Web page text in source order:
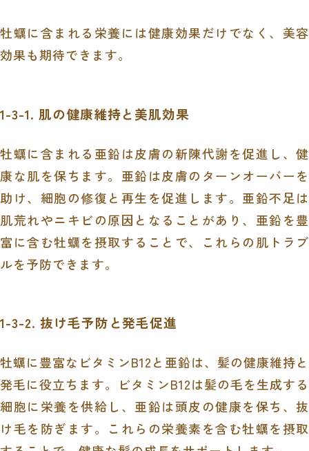
牡蠣に含まれる栄養には健康効果だけでなく、美容
効果も期待できます。
1-3-1. 肌の健康維持と美肌効果
牡蠣に含まれる亜鉛は皮膚の新陳代謝を促進し、健
康な肌を保ちます。亜鉛は皮膚のターンオーバーを
助け、細胞の修復と再生を促進します。亜鉛不足は
肌荒れやニキビの原因となることがあり、亜鉛を豊
富に含む牡蠣を摂取することで、これらの肌トラブ
ルを予防できます。
1-3-2. 抜け毛予防と発毛促進
牡蠣に豊富なビタミンB12と亜鉛は、髪の健康維持と
発毛に役立ちます。ビタミンB12は髪の毛を生成する
細胞に栄養を供給し、亜鉛は頭皮の健康を保ち、抜
け毛を防ぎます。これらの栄養素を含む牡蠣を摂取